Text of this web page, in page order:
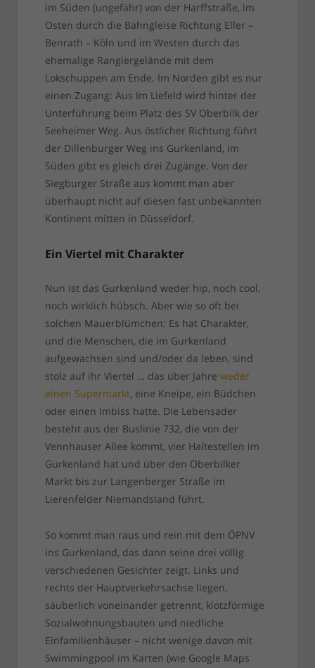
im Süden (ungefähr) von der Harffstraße, im
Osten durch die Bahngleise Richtung Eller –
Benrath – Köln und im Westen durch das
ehemalige Rangiergelände mit dem
Lokschuppen am Ende. Im Norden gibt es nur
einen Zugang: Aus Im Liefeld wird hinter der
Unterführung beim Platz des SV Oberbilk der
Seeheimer Weg. Aus östlicher Richtung führt
der Dillenburger Weg ins Gurkenland, im
Süden gibt es gleich drei Zugänge. Von der
Siegburger Straße aus kommt man aber
überhaupt nicht auf diesen fast unbekannten
Kontinent mitten in Düsseldorf.
Ein Viertel mit Charakter
Nun ist das Gurkenland weder hip, noch cool,
noch wirklich hübsch. Aber wie so oft bei
solchen Mauerblümchen: Es hat Charakter,
und die Menschen, die im Gurkenland
aufgewachsen sind und/oder da leben, sind
stolz auf ihr Viertel … das über Jahre weder
einen Supermarkt, eine Kneipe, ein Büdchen
oder einen Imbiss hatte. Die Lebensader
besteht aus der Buslinie 732, die von der
Vennhauser Allee kommt, vier Haltestellen im
Gurkenland hat und über den Oberbilker
Markt bis zur Langenberger Straße im
Lierenfelder Niemandsland führt.
So kommt man raus und rein mit dem ÖPNV
ins Gurkenland, das dann seine drei völlig
verschiedenen Gesichter zeigt. Links und
rechts der Hauptverkehrsachse liegen,
säuberlich voneinander getrennt, klotzförmige
Sozialwohnungsbauten und niedliche
Einfamilienhäuser – nicht wenige davon mit
Swimmingpool im Karten (wie Google Maps